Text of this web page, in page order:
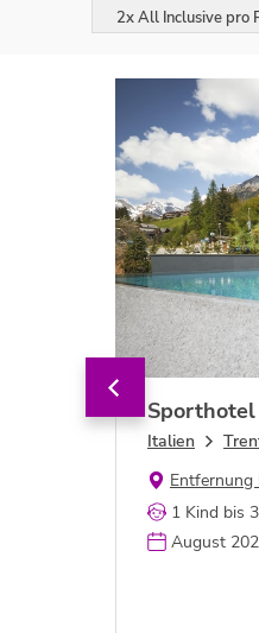
2x All Inclusive pro
Italien
Entfernung
1 Kind bis
August